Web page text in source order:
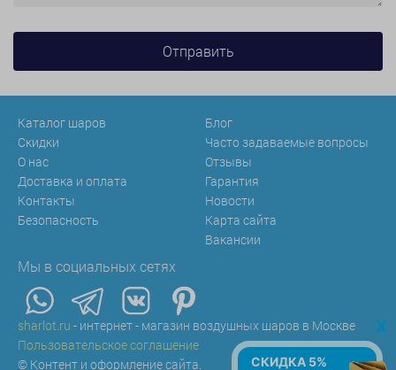
Каталог шаров
Скидки
О нас
Доставка и оплата
Контакты
Безопасность
Блог
Часто задаваемые вопросы
Отзывы
Гарантия
Новости
Карта сайта
Вакансии
Мы в социальных сетях
sharlot.ru - интернет - магазин воздушных шаров в Москве
Пользовательское соглашение
© Контент и оформление сайта.
x
СКИДКА 5%